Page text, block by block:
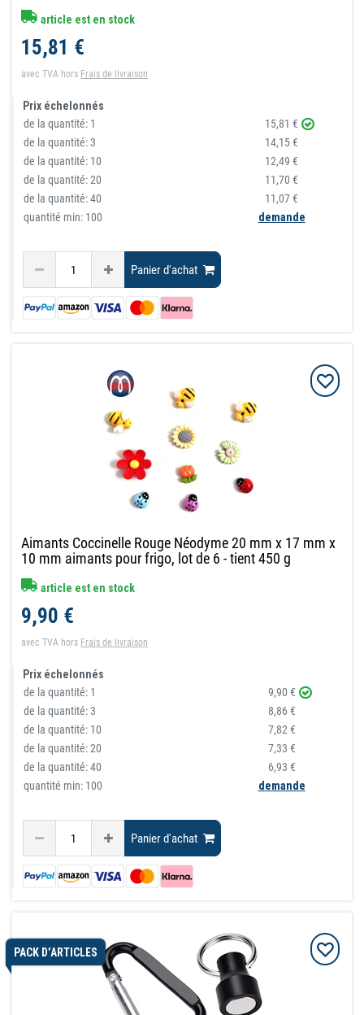
article est en stock
15,81 €
avec TVA hors Frais de livraison
Prix échelonnés
de la quantité: 1
15,81 €
de la quantité:3
14,15 €
de la quantité: 10
12,49 €
de la quantité:20
11,70 €
de la quantité:40
11,07 €
quantité min: 100
demande
Panier d'achat
Aimants Coccinelle Rouge Néodyme 20 mm x 17 mm x
10 mm aimants pour frigo, lot de 6 - tient 450 g
article est en stock
9,90 €
avec TVA hors Frais de livraison
Prix échelonnés
de la quantité: 1
9,90 €
de la quantité:3
8,86 €
de la quantité: 10
7,82 €
de la quantité:20
7,33 €
de la quantité:40
6,93 €
quantité min: 100
demande
Panier d'achat
PACK D’ARTICLES